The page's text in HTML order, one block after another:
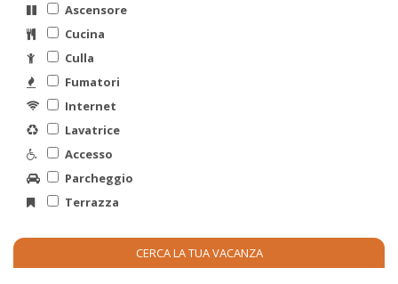
Ascensore
Cucina
Culla
Fumatori
Internet
Lavatrice
Accesso
Parcheggio
Terrazza